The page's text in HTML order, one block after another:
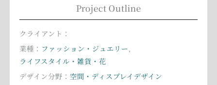
Project Outline
クライアント：
業種： ファッション・ジュエリー,
ライフスタイル・雑貨・花
デザイン分野： 空間・ディスプレイデザイン